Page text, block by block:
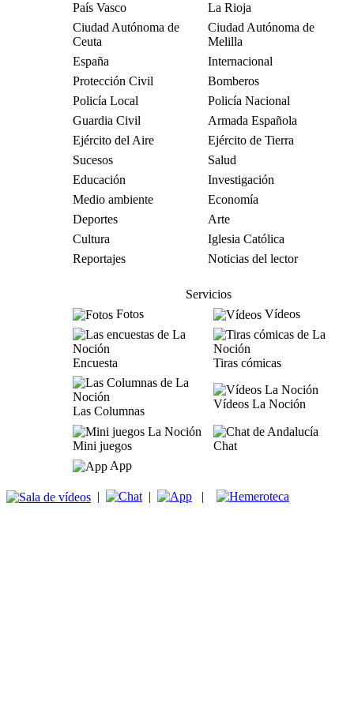
País Vasco
La Rioja
Ciudad Autónoma de
Ceuta
Ciudad Autónoma de
Melilla
España
Internacional
Protección Civil
Bomberos
Policía Local
Policía Nacional
Guardia Civil
Armada Española
Ejército del Aire
Ejército de Tierra
Sucesos
Salud
Educación
Investigación
Medio ambiente
Economía
Deportes
Arte
Cultura
Iglesia Católica
Reportajes
Noticias del lector
Servicios
Fotos
Vídeos
Encuesta Tiras cómicas
Las Columnas
Vídeos La Noción
Mini juegos
Chat
App
| | |